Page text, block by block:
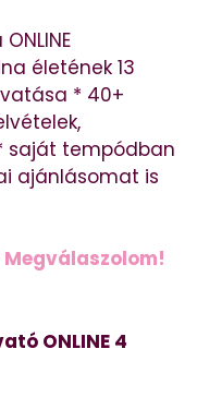
életének 13
* 40+
saját tempódban
ajánlásomat is
Megválaszolom!
ONLINE 4